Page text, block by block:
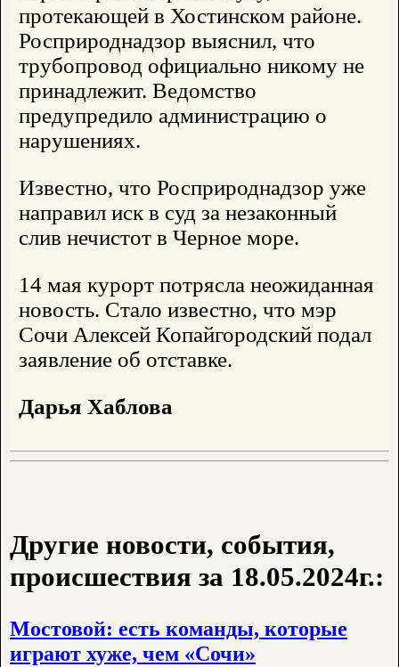
протекающей в Хостинском районе.
Росприроднадзор выяснил, что
трубопровод официально никому не
принадлежит. Ведомство
предупредило администрацию о
нарушениях.
Известно, что Росприроднадзор уже
направил иск в суд за незаконный
слив нечистот в Черное море.
14 мая курорт потрясла неожиданная
новость. Стало известно, что мэр
Сочи Алексей Копайгородский подал
заявление об отставке.
Дарья Хаблова
Другие новости, события,
происшествия за 18.05.2024г.:
Мостовой: есть команды, которые
играют хуже, чем «Сочи»